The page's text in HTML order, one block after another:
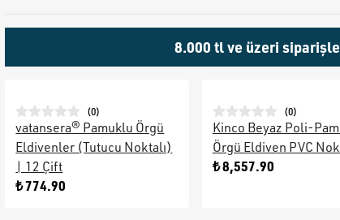
8.000 tl ve üzeri
(0)
vatansera® Pamuklu Örgü
Eldivenler (Tutucu Noktalı)
| 12 Çift
₺ 774.90
(0)
Kinco Beyaz Poli-
Örgü Eldiven PVC
₺ 8,557.90